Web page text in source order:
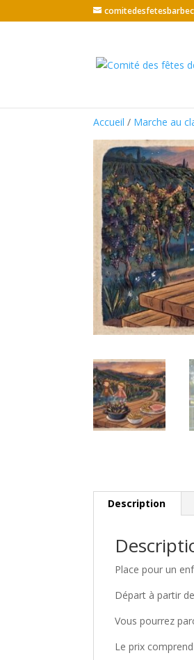
Accueil / Marche au
Description
Place pour un
Départ à partir
Vous pourrez
Le prix